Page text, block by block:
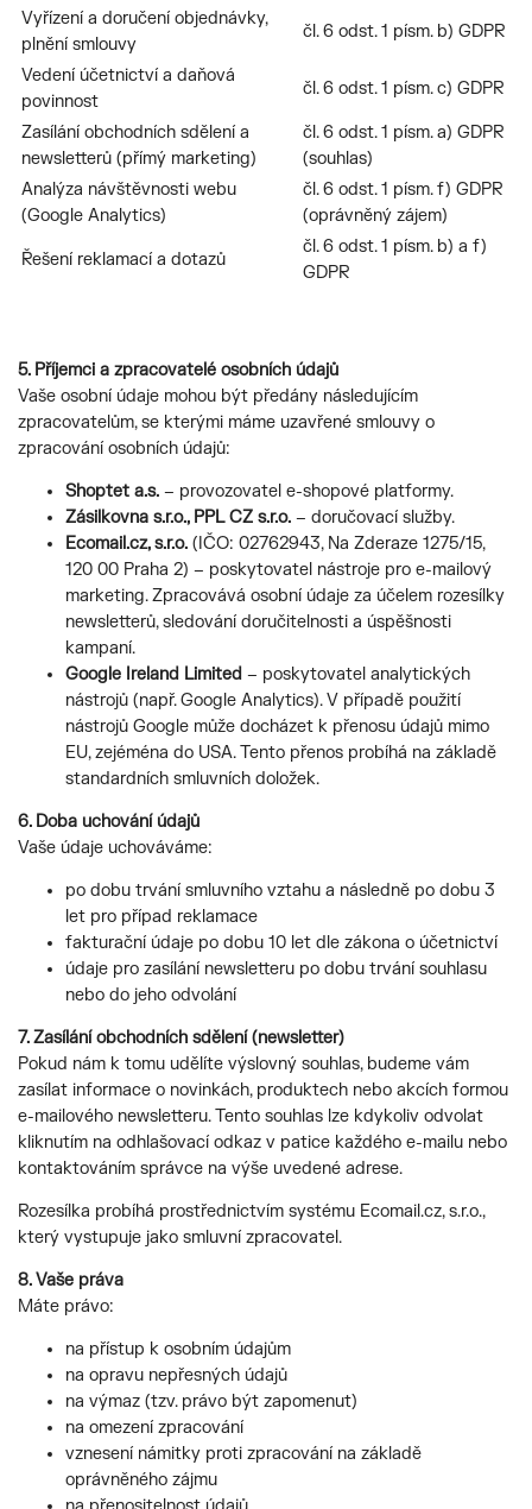
Vyřízení a doručení objednávky,
plnění smlouvy
čl. 6 odst. 1 písm. b) GDPR
Vedení účetnictví a daňová
povinnost
čl. 6 odst. 1 písm. c) GDPR
Zasílání obchodních sdělení a
newsletterů (přímý marketing)
čl. 6 odst. 1 písm. a) GDPR
(souhlas)
Analýza návštěvnosti webu
(Google Analytics)
čl. 6 odst. 1 písm. f) GDPR
(oprávněný zájem)
Řešení reklamací a dotazů
čl. 6 odst. 1 písm. b) a f)
GDPR
5. Příjemci a zpracovatelé osobních údajů
Vaše osobní údaje mohou být předány následujícím
zpracovatelům, se kterými máme uzavřené smlouvy o
zpracování osobních údajů:
Shoptet a.s. – provozovatel e-shopové platformy.
Zásilkovna s.r.o., PPL CZ s.r.o. – doručovací služby.
Ecomail.cz, s.r.o. (IČO: 02762943, Na Zderaze 1275/15,
120 00 Praha 2) – poskytovatel nástroje pro e-mailový
marketing. Zpracovává osobní údaje za účelem rozesílky
newsletterů, sledování doručitelnosti a úspěšnosti
kampaní.
Google Ireland Limited – poskytovatel analytických
nástrojů (např. Google Analytics). V případě použití
nástrojů Google může docházet k přenosu údajů mimo
EU, zejéména do USA. Tento přenos probíhá na základě
standardních smluvních doložek.
6. Doba uchování údajů
Vaše údaje uchováváme:
po dobu trvání smluvního vztahu a následně po dobu 3
let pro případ reklamace
fakturační údaje po dobu 10 let dle zákona o účetnictví
údaje pro zasílání newsletteru po dobu trvání souhlasu
nebo do jeho odvolání
7. Zasílání obchodních sdělení (newsletter)
Pokud nám k tomu udělíte výslovný souhlas, budeme vám
zasílat informace o novinkách, produktech nebo akcích formou
e-mailového newsletteru. Tento souhlas lze kdykoliv odvolat
kliknutím na odhlašovací odkaz v patice každého e-mailu nebo
kontaktováním správce na výše uvedené adrese.
Rozesílka probíhá prostřednictvím systému Ecomail.cz, s.r.o.,
který vystupuje jako smluvní zpracovatel.
8. Vaše práva
Máte právo:
na přístup k osobním údajům
na opravu nepřesných údajů
na výmaz (tzv. právo být zapomenut)
na omezení zpracování
vznesení námitky proti zpracování na základě
oprávněného zájmu